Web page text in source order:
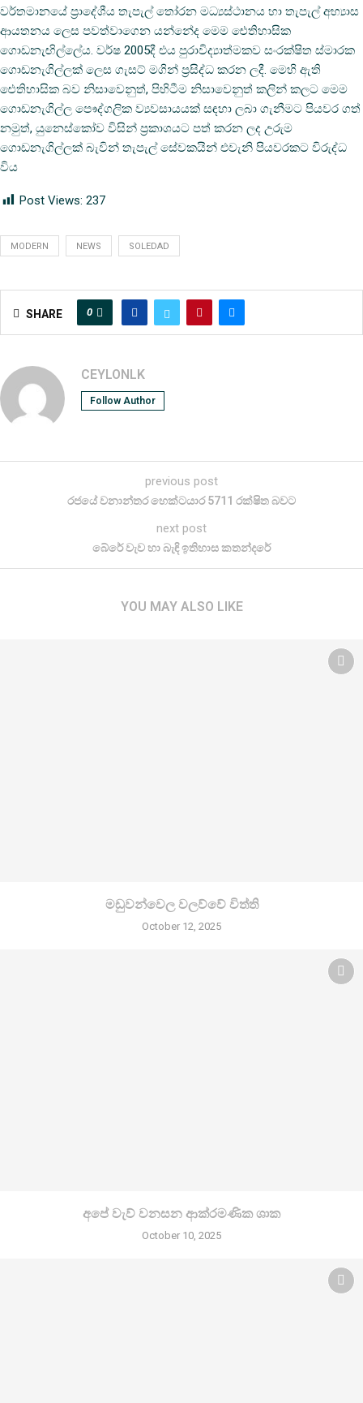
වර්තමානයේ ප්‍රාදේශීය තැපැල් තෝරන මධ්‍යස්ථානය හා තැපැල් අභ්‍යාස
ආයතනය ලෙස පවත්වාගෙන යන්නේද මෙම ඓතිහාසික
ගොඩනැඟිල්ලේය. වර්ෂ 2005දී එය පුරාවිද්‍යාත්මකව සංරක්ෂිත ස්මාරක
ගොඩනැගිල්ලක් ලෙස ගැසට් මගින් ප්‍ර‍සිද්ධ කරන ලදී. මෙහි ඇති
ඓතිහාසික බව නිසාවෙනුත්, පිහිටීම නිසාවෙනුත් කලින් කලට මෙම
ගොඩනැගිල්ල පෞද්ගලික ව්‍යවසායයක් සඳහා ලබා ගැනීමට පියවර ගත්
නමුත්, යුනෙස්කෝව විසින් ප්‍රකාශයට පත් කරන ලද උරුම
ගොඩනැගිල්ලක් බැවින් තැපැල් සේවකයින් එවැනි පියවරකට විරුද්ධ
විය
Post Views: 237
MODERN NEWS SOLEDAD
SHARE 0
CEYLONLK
Follow Author
previous post
රජයේ වනාන්තර හෙක්ටයාර 5711 රක්ෂිත බවට
next post
බේරේ වැව හා බැඳි ඉතිහාස කතන්දරේ
YOU MAY ALSO LIKE
මඩුවන්වෙල වලව්වේ විත්ති
October 12, 2025
අපේ වැව් වනසන ආක්රමණික ශාක
October 10, 2025